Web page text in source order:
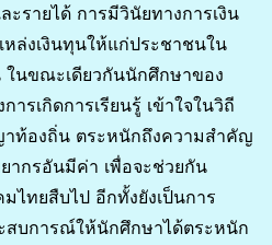
รายได้ การมีวินัยทางการเงิน
ล่งเงินทุนให้แก่ประชาชนใน
ในขณะเดียวกันนักศึกษาของ
รเกิดการเรียนรู้ เข้าใจในวิถี
ท้องถิ่น ตระหนักถึงความสำคัญ
กรอันมีค่า เพื่อจะช่วยกัน
ไทยสืบไป อีกทั้งยังเป็นการ
สบการณ์ให้นักศึกษาได้ตระหนัก